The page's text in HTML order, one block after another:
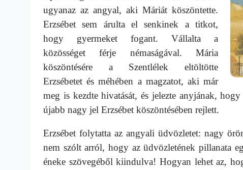
ugyanaz az angyal, aki Máriát köszöntette.
Erzsébet sem árulta el senkinek a titkot,
hogy gyermeket fogant. Vállalta a
közösséget férje némaságával. Mária
köszöntésére a Szentlélek eltöltötte
Erzsébetet és méhében a magzatot, aki már
meg is kezdte hivatását, és jelezte anyjának,
újabb nagy jel Erzsébet köszöntésében rejlett.
Erzsébet folytatta az angyali üdvözletet: nagy
nem szólt arról, hogy az üdvözletének pillanata
éneke szövegéből kiindulva! Hogyan lehet az,